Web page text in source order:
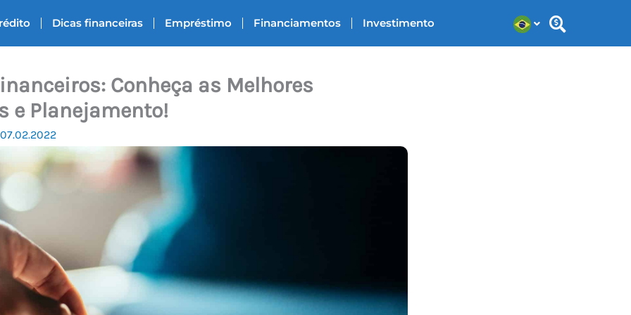
Dicas financeiras Empréstimo Financiamentos Investimento
Conheça as Melhores
e Planejamento!
07.02.2022